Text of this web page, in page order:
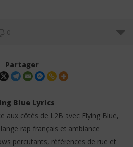
0
Partager
Blue Lyrics
aux côtés de L2B avec Flying Blue,
rap français et ambiance
percutants, références de rue et